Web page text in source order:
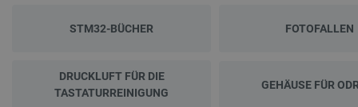
STM32-BÜCHER FOTOFALLEN
DRUCKLUFT FÜR DIE
TASTATURREINIGUNG
GEHÄUSE FÜR